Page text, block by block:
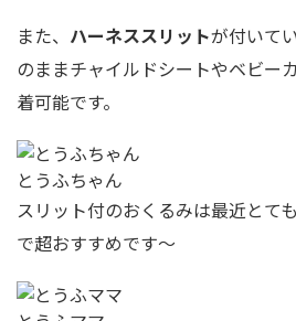
また、 ハーネススリットが付いて
のままチャイルドシートやベビー
着可能です。
とうふちゃん
スリット付のおくるみは最近とて
で超おすすめです〜